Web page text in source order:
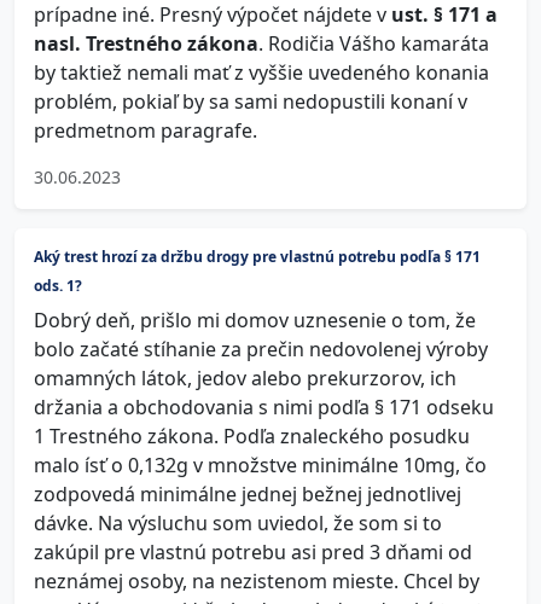
prípadne iné. Presný výpočet nájdete v ust. § 171 a
nasl. Trestného zákona. Rodičia Vášho kamaráta
by taktiež nemali mať z vyššie uvedeného konania
problém, pokiaľ by sa sami nedopustili konaní v
predmetnom paragrafe.
30.06.2023
Aký trest hrozí za držbu drogy pre vlastnú potrebu podľa § 171
ods. 1?
Dobrý deň, prišlo mi domov uznesenie o tom, že
bolo začaté stíhanie za prečin nedovolenej výroby
omamných látok, jedov alebo prekurzorov, ich
držania a obchodovania s nimi podľa § 171 odseku
1 Trestného zákona. Podľa znaleckého posudku
malo ísť o 0,132g v množstve minimálne 10mg, čo
zodpovedá minimálne jednej bežnej jednotlivej
dávke. Na výsluchu som uviedol, že som si to
zakúpil pre vlastnú potrebu asi pred 3 dňami od
neznámej osoby, na nezistenom mieste. Chcel by